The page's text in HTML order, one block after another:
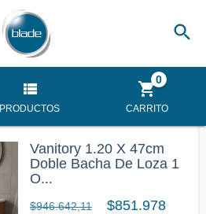
PRODUCTOS CARRITO
0
Vanitory 1.20 X 47cm
Doble Bacha De Loza 1
O...
$946.642,11 $851.978